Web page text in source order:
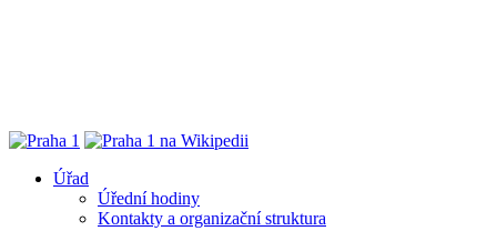
Úřad
Úřední hodiny
Kontakty a organizační struktura